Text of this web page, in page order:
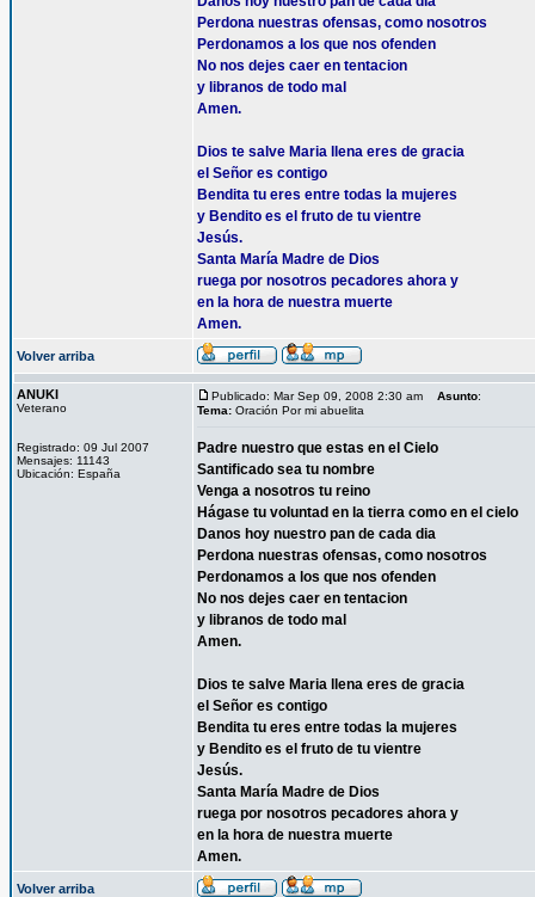
Perdona nuestras ofensas, como nosotros
Perdonamos a los que nos ofenden
No nos dejes caer en tentacion
y libranos de todo mal
Amen.
Dios te salve Maria llena eres de gracia
el Señor es contigo
Bendita tu eres entre todas la mujeres
y Bendito es el fruto de tu vientre
Jesús.
Santa María Madre de Dios
ruega por nosotros pecadores ahora y
en la hora de nuestra muerte
Amen.
Volver arriba
ANUKI
Veterano
Registrado: 09 Jul 2007
Mensajes: 11143
Ubicación: España
Publicado: Mar Sep 09, 2008 2:30 am Asunto:
Tema: Oración Por mi abuelita
Padre nuestro que estas en el Cielo
Santificado sea tu nombre
Venga a nosotros tu reino
Hágase tu voluntad en la tierra como en el cielo
Danos hoy nuestro pan de cada dia
Perdona nuestras ofensas, como nosotros
Perdonamos a los que nos ofenden
No nos dejes caer en tentacion
y libranos de todo mal
Amen.
Dios te salve Maria llena eres de gracia
el Señor es contigo
Bendita tu eres entre todas la mujeres
y Bendito es el fruto de tu vientre
Jesús.
Santa María Madre de Dios
ruega por nosotros pecadores ahora y
en la hora de nuestra muerte
Amen.
Volver arriba